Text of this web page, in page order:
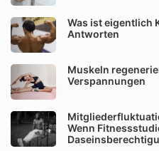
Was ist eigentlich
Antworten
Muskeln
Verspannungen
Wenn